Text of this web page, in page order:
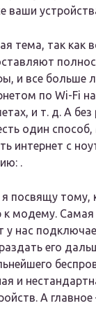
ваши
тема, так как
и все больше
по Wi-Fi
и т. д. А без
один
интернет с
.
посвящу тому,
к модему. Самая
у нас
его
и
А